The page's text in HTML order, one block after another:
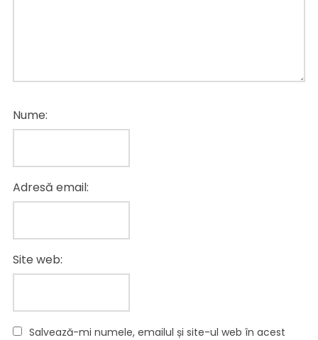
Nume:
Adresă email:
Site web:
Salvează-mi numele, emailul și site-ul web în acest